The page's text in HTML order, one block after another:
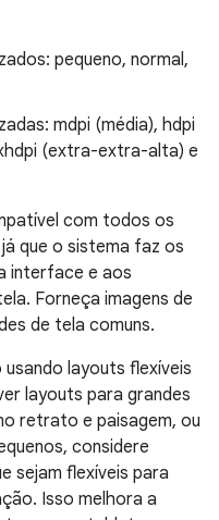
pequeno, normal,
mdpi (média), hdpi
(extra-extra-alta) e
com todos os
que o sistema faz os
interface e aos
Forneça imagens de
de tela comuns.
layouts flexíveis
layouts para grandes
retrato e paisagem, ou
considere
sejam flexíveis para
Isso melhora a